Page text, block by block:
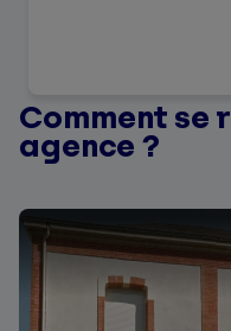
Comment se
agence ?